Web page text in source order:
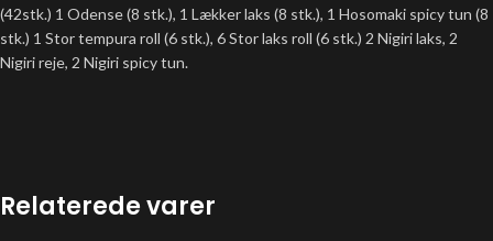
(42stk.) 1 Odense (8 stk.), 1 Lækker laks (8 stk.), 1 Hosomaki spicy tun (8
stk.) 1 Stor tempura roll (6 stk.), 6 Stor laks roll (6 stk.) 2 Nigiri laks, 2
Nigiri reje, 2 Nigiri spicy tun.
Relaterede varer